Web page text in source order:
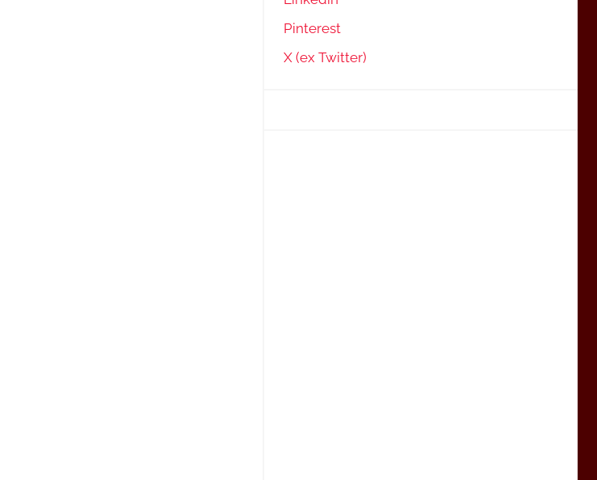
Pinterest
X (ex Twitter)